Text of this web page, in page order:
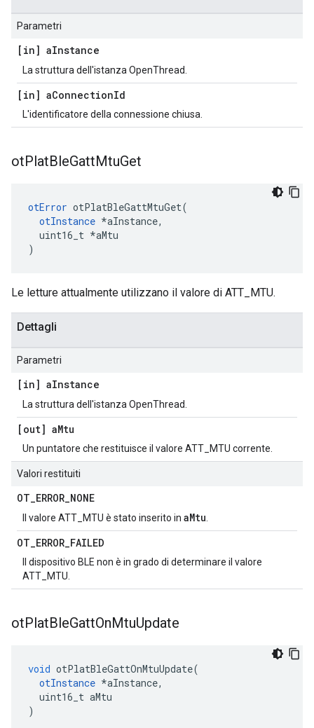
Parametri
[in] aInstance
La struttura dell'istanza OpenThread.
[in] aConnectionId
L'identificatore della connessione chiusa.
otPlatBleGattMtuGet
otError otPlatBleGattMtuGet(
otInstance *aInstance,
uint16_t *aMtu
)
Le letture attualmente utilizzano il valore di ATT_MTU.
Dettagli
Parametri
[in] aInstance
La struttura dell'istanza OpenThread.
[out] aMtu
Un puntatore che restituisce il valore ATT_MTU corrente.
Valori restituiti
OT_ERROR_NONE
Il valore ATT_MTU è stato inserito in aMtu
OT_ERROR_FAILED
Il dispositivo BLE non è in grado di determinare il valore
ATT_MTU.
otPlatBleGattOnMtuUpdate
void otPlatBleGattOnMtuUpdate(
otInstance *aInstance,
uint16_t aMtu
)